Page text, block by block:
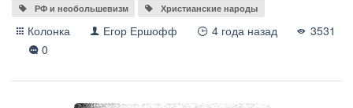
РФ и необольшевизм Христианские народы
Колонка Егор Ершофф 4 года назад
3531
0